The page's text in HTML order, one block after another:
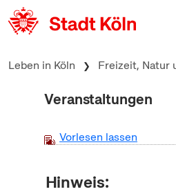
zum Inhalt springen
Leben in Köln Freizeit, Natur
Veranstaltungen
Vorlesen lassen
Hinweis: